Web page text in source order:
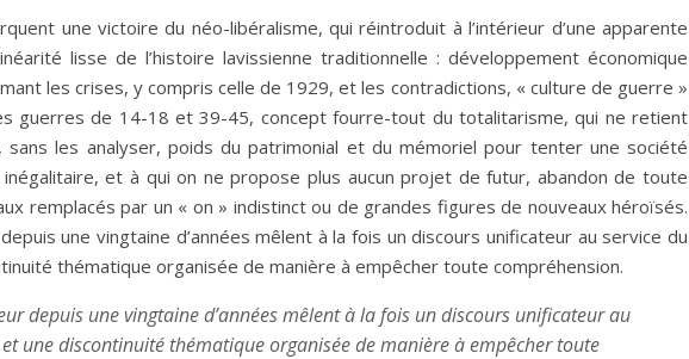
une victoire du néo-libéralisme, qui réintroduit à l’intérieur d’une apparente
lisse de l’histoire lavissienne traditionnelle : développement économique
les crises, y compris celle de 1929, et les contradictions, « culture de guerre »
guerres de 14-18 et 39-45, concept fourre-tout du totalitarisme, qui ne retient
sans les analyser, poids du patrimonial et du mémoriel pour tenter une société
et à qui on ne propose plus aucun projet de futur, abandon de toute
remplacés par un « on » indistinct ou de grandes figures de nouveaux héroïsés.
une vingtaine d’années mêlent à la fois un discours unificateur au service du
thématique organisée de manière à empêcher toute compréhension.
depuis une vingtaine d’années mêlent à la fois un discours unificateur au
une discontinuité thématique organisée de manière à empêcher toute